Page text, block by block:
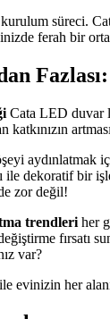
süreci.
ferah bir
Cata LED duvar
katkınızın
aydınlatmak
ile dekoratif bir
zor değil!
trendleri her
değiştirme
var?
evinizin her